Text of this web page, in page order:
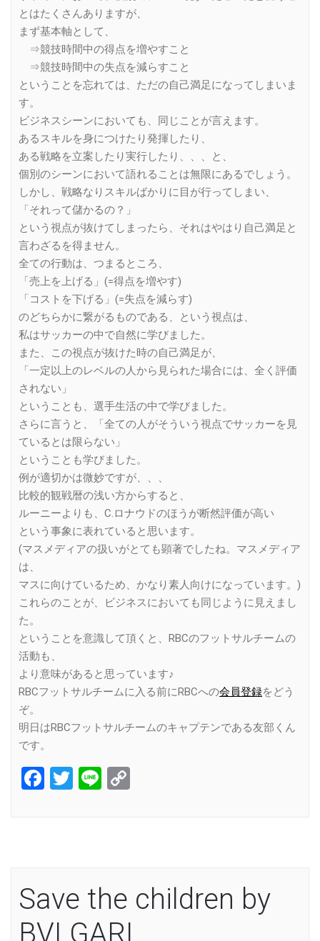
とはたくさんありますが、
まず基本軸として、
⇒競技時間中の得点を増やすこと
⇒競技時間中の失点を減らすこと
ということを忘れては、ただの自己満足になってしまいま
す。
ビジネスシーンにおいても、同じことが言えます。
あるスキルを身につけたり発揮したり、
ある戦略を立案したり実行したり、、、と、
個別のシーンにおいて語れることは無限にあるでしょう。
しかし、戦略なりスキルばかりに目が行ってしまい、
「それって儲かるの？」
という視点が抜けてしまったら、それはやはり自己満足と
言わざるを得ません。
全ての行動は、つまるところ、
「売上を上げる」(=得点を増やす)
「コストを下げる」(=失点を減らす)
のどちらかに繋がるものである、という視点は、
私はサッカーの中で自然に学びました。
また、この視点が抜けた時の自己満足が、
「一定以上のレベルの人から見られた場合には、全く評価
されない」
ということも、選手生活の中で学びました。
さらに言うと、「全ての人がそういう視点でサッカーを見
ているとは限らない」
ということも学びました。
例が適切かは微妙ですが、、、
比較的観戦暦の浅い方からすると、
ルーニーよりも、C.ロナウドのほうが断然評価が高い
という事象に表れていると思います。
(マスメディアの扱いがとても顕著でしたね。マスメディア
は、
マスに向けているため、かなり素人向けになっています。)
これらのことが、ビジネスにおいても同じように見えまし
た。
ということを意識して頂くと、RBCのフットサルチームの
活動も、
より意味があると思っています♪
RBCフットサルチームに入る前にRBCへの会員登録をどう
ぞ。
明日はRBCフットサルチームのキャプテンである友部くん
です。
Facebook
Twitter
Line
Save the children by
BVLGARI